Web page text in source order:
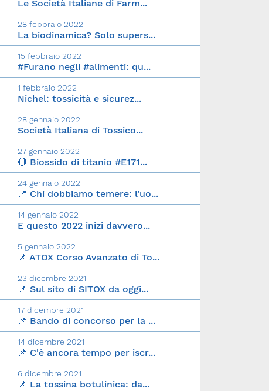
Le Società Italiane di Farm...
28 febbraio 2022
La biodinamica? Solo supers...
15 febbraio 2022
#Furano negli #alimenti: qu...
1 febbraio 2022
Nichel: tossicità e sicurez...
28 gennaio 2022
Società Italiana di Tossico...
27 gennaio 2022
🔴 Biossido di titanio #E171...
24 gennaio 2022
📍 Chi dobbiamo temere: l’uo...
14 gennaio 2022
E questo 2022 inizi davvero...
5 gennaio 2022
📌 ATOX Corso Avanzato di To...
23 dicembre 2021
📌 Sul sito di SITOX da oggi...
17 dicembre 2021
📌 Bando di concorso per la ...
14 dicembre 2021
📌 C'è ancora tempo per iscr...
6 dicembre 2021
📌 La tossina botulinica: da...